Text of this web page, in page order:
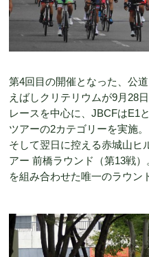
第4回目の開催となった、公
えばしクリテリウムが9月28
レースを中心に、JBCFはE1
ツアーの2カテゴリーを実施。
そして翌日に控える赤城山ヒ
アー 前橋ラウンド（第13戦
を組み合わせた唯一のラウン